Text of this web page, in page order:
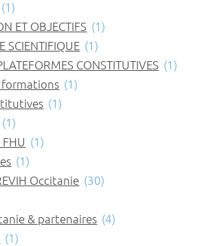
(1)
ET OBJECTIFS (1)
SCIENTIFIQUE (1)
CONSTITUTIVES (1)
(1)
(1)
(1)
(1)
(1)
Occitanie (30)
& partenaires (4)
(1)